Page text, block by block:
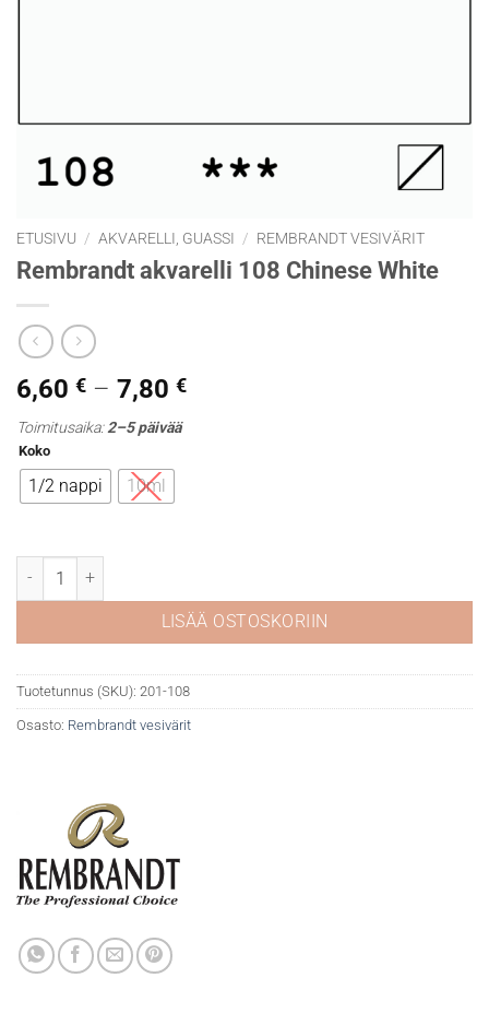
ETUSIVU / AKVARELLI, GUASSI / REMBRANDT VESIVÄRIT
Rembrandt akvarelli 108 Chinese White
6,60 € – 7,80 €Hintaluokka:
Toimitusaika:2–5 päivää
Koko
1/2 nappi 10ml
Rembrandt akvarelli 108 Chinese White määrä
LISÄÄ OSTOSKORIIN
Tuotetunnus (SKU): 201-108
Osasto: Rembrandt vesivärit